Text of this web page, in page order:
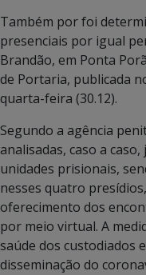
Também por foi
presenciais por igual
Brandão, em Ponta
de Portaria, publicada
quarta-feira (30.12).
Segundo a agência
analisadas, caso a
unidades prisionais,
nesses quatro
oferecimento dos
por meio virtual. A
saúde dos custodiados
disseminação do